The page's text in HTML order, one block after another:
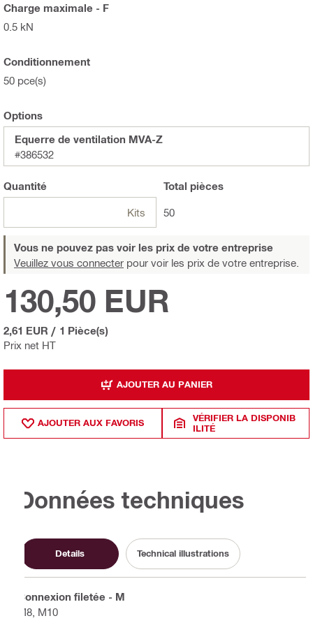
Charge maximale - F
0.5 kN
Conditionnement
50 pce(s)
Options
Equerre de ventilation MVA-Z
#386532
Quantité
Kits
Total pièces
50
Vous ne pouvez pas voir les prix de votre entreprise
Veuillez vous connecter pour voir les prix de votre entreprise.
Prix net HT
130,50 EUR
2,61 EUR / 1 Pièce(s)
AJOUTER AU PANIER
AJOUTER AUX FAVORIS
VÉRIFIER LA DISPONIB
ILITÉ
Données techniques
Details Technical illustrations
Connexion filetée - M
M8, M10